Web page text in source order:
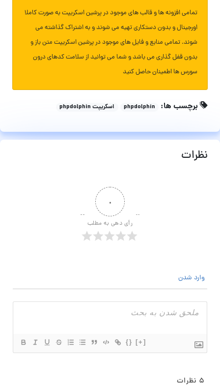
تمامی افزونه ها و قالب های موجود در پرشین اسکریپت به صورت کاملا
اورجینال و بدون دستکاری تهیه می شوند و به اشتراک گذاشته می
شوند. تمامی منابع و فایل های موجود در پرشین اسکریپت متن باز و
بدون قفل گذاری می باشد و شما می توانید از سلامت کدهای درون
سورس ها اطمینان حاصل کنید
برچسب ها: phpdolphin اسکریپت phpdolphin
نظرات
۰
رأی دهی به مطلب
وارد شدن
{} [+]
۵ نظرات